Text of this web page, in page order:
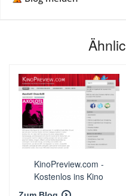
KinoPreview.com -
Kostenlos ins Kino